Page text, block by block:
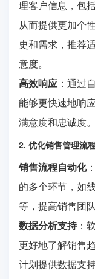
理客户信息，包
从而提供更加个
史和需求，推荐
意度。
高效响应 ：通过
能够更快速地响
满意度和忠诚度。
2. 优化销售管理流
销售流程自动化
的多个环节，如
等，提高销售团
数据分析支持：
更好地了解销售
计划提供数据支